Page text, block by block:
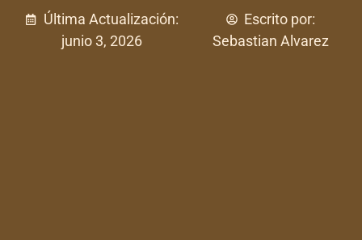
Última Actualización:
junio 3, 2026
Escrito por:
Sebastian Alvarez